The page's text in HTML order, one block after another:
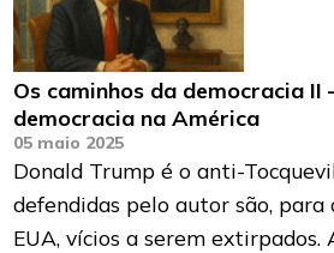
Os caminhos da democracia II
democracia na América
05 maio 2025
Donald Trump é o anti-
defendidas pelo autor são, para
EUA, vícios a serem extirpados.